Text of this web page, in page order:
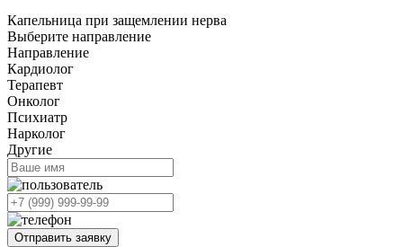
Капельница при защемлении нерва
Выберите направление
Направление
Кардиолог
Терапевт
Онколог
Психиатр
Нарколог
Другие
Отправить заявку